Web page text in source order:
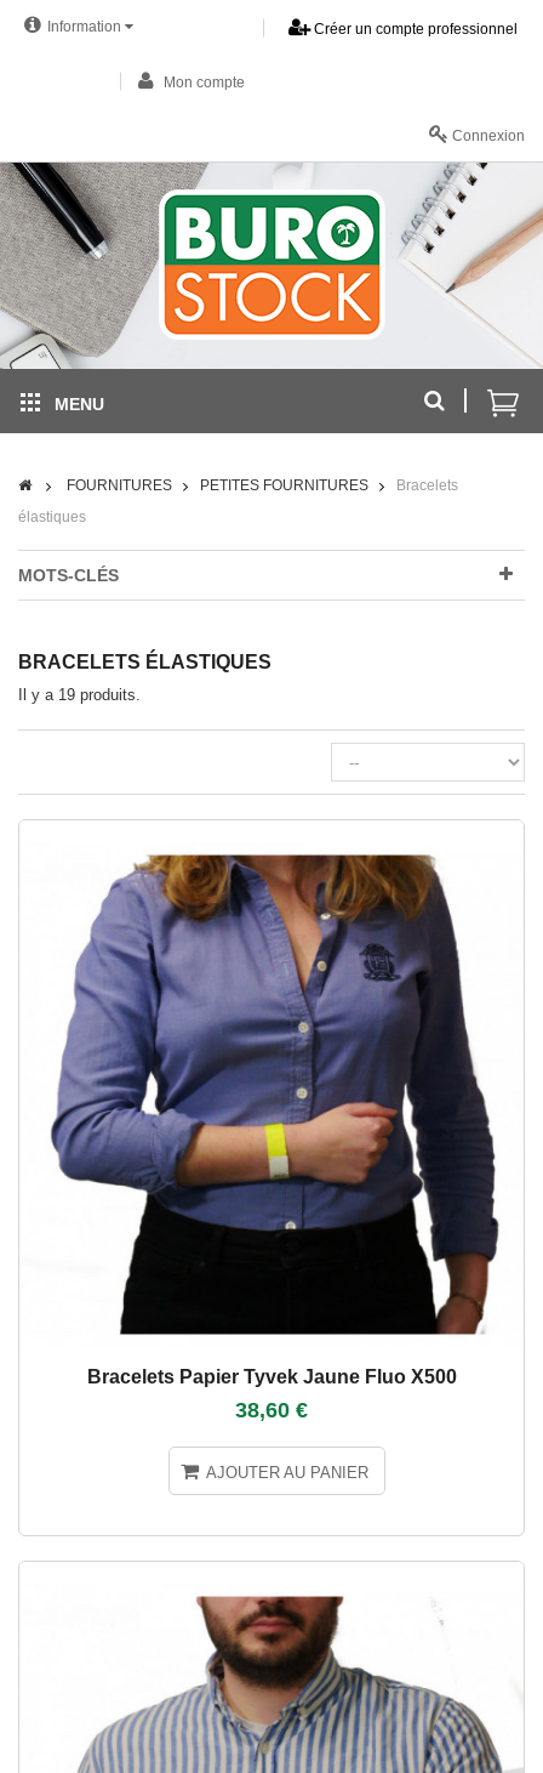
Information Créer un compte professionnel
Mon compte
Connexion
MENU
FOURNITURES PETITES FOURNITURES
Bracelets
élastiques
MOTS-CLÉS
BRACELETS ÉLASTIQUES
Il y a 19 produits.
Bracelets Papier Tyvek Jaune Fluo X500
38,60 €
AJOUTER AU PANIER